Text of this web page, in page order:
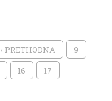
‹ PRETHODNA 9
16 17